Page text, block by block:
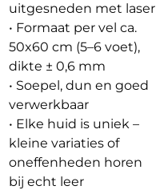
uitgesneden met laser
• Formaat per vel ca.
50x60 cm (5–6 voet),
dikte ± 0,6 mm
• Soepel, dun en goed
verwerkbaar
• Elke huid is uniek –
kleine variaties of
oneffenheden horen
bij echt leer